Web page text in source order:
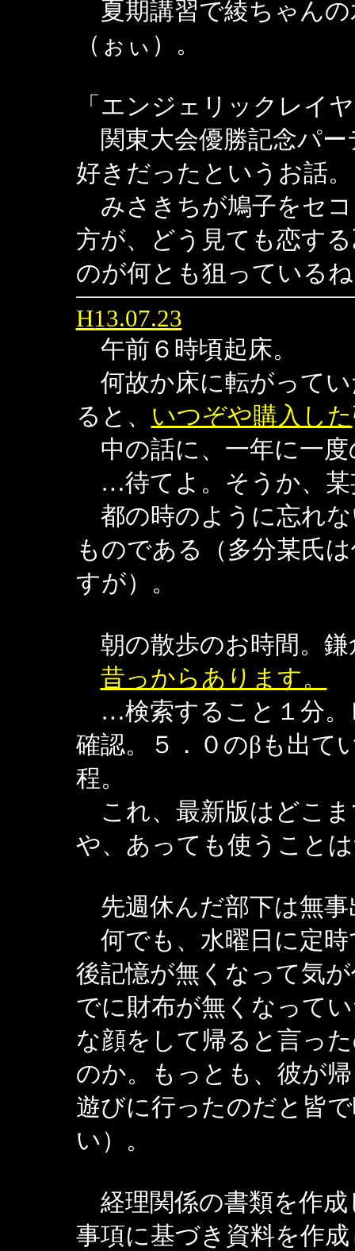
夏期講習で綾ちゃん
（ぉぃ）。
「エンジェリックレイ
関東大会優勝記念パー
好きだったというお話。
みさきちが鳩子をセ
方が、どう見ても恋す
のが何とも狙っている
H13.07.23
午前６時頃起床。
何故か床に転がって
ると、 いつぞや購入した
中の話に、一年に一度
…待てよ。そうか、
都の時のように忘れ
ものである（多分某氏
すが）。
朝の散歩のお時間。鎌
昔っからあります。
…検索すること１分。
確認。５．０のβも出て
程。
これ、最新版はどこ
や、あっても使うこと
先週休んだ部下は無事
何でも、水曜日に定時
後記憶が無くなって気
でに財布が無くなって
な顔をして帰ると言っ
のか。もっとも、彼が
遊びに行ったのだと皆
い）。
経理関係の書類を作成
事項に基づき資料を作